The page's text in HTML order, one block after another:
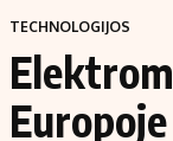
TECHNOLOGIJOS